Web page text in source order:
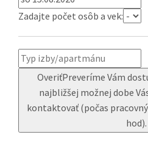
Zadajte počet osôb a vek:
OveriťPreveríme Vám
najbližšej možnej dobe
kontaktovať (počas
hod).